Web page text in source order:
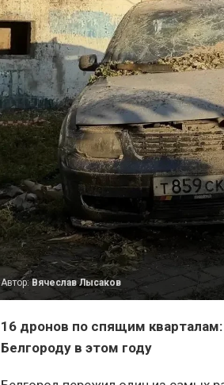
Автор: Вячеслав Лысаков
16 дронов по спящим
Белгороду в этом году